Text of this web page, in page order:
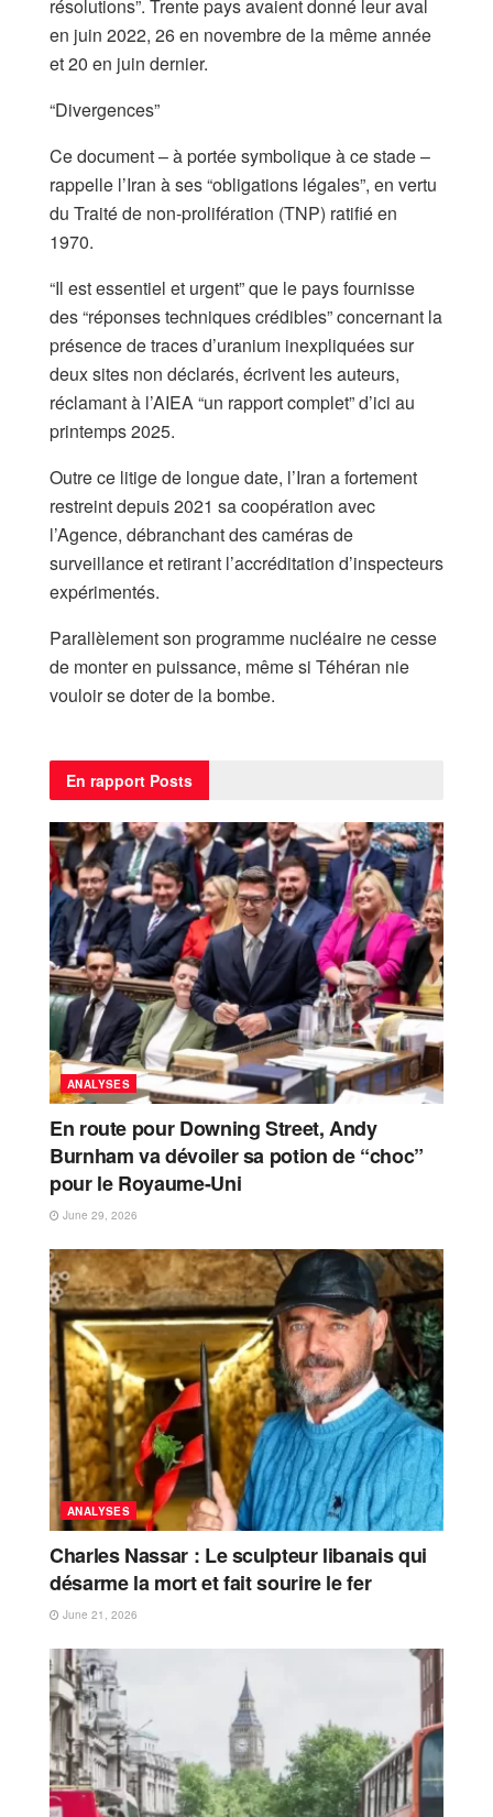
résolutions”. Trente pays avaient donné leur aval
en juin 2022, 26 en novembre de la même année
et 20 en juin dernier.
“Divergences”
Ce document – à portée symbolique à ce stade –
rappelle l’Iran à ses “obligations légales”, en vertu
du Traité de non-prolifération (TNP) ratifié en
1970.
“Il est essentiel et urgent” que le pays fournisse
des “réponses techniques crédibles” concernant la
présence de traces d’uranium inexpliquées sur
deux sites non déclarés, écrivent les auteurs,
réclamant à l’AIEA “un rapport complet” d’ici au
printemps 2025.
Outre ce litige de longue date, l’Iran a fortement
restreint depuis 2021 sa coopération avec
l’Agence, débranchant des caméras de
surveillance et retirant l’accréditation d’inspecteurs
expérimentés.
Parallèlement son programme nucléaire ne cesse
de monter en puissance, même si Téhéran nie
vouloir se doter de la bombe.
En rapport Posts
ANALYSES
En route pour Downing Street, Andy
Burnham va dévoiler sa potion de “choc”
pour le Royaume-Uni
June 29, 2026
ANALYSES
Charles Nassar : Le sculpteur libanais qui
désarme la mort et fait sourire le fer
June 21, 2026